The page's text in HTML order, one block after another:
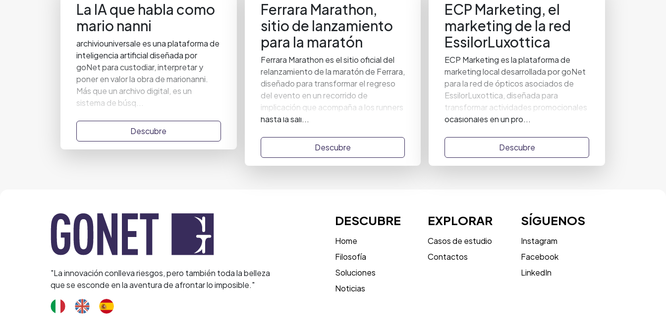
La IA que habla como
mario nanni
archiviouniversale es una plataforma de
inteligencia artificial diseñada por
goNet para custodiar, interpretar y
poner en valor la obra de marionanni.
Más que un archivo digital, es un
sistema de búsq...
Descubre
Ferrara Marathon,
sitio de lanzamiento
para la maratón
Ferrara Marathon es el sitio oficial del
relanzamiento de la maratón de Ferrara,
diseñado para transformar el regreso
del evento en un recorrido de
implicación que acompaña a los runners
hasta la sali...
Descubre
ECP Marketing, el
marketing de la red
EssilorLuxottica
ECP Marketing es la plataforma de
marketing local desarrollada por goNet
para la red de ópticos asociados de
EssilorLuxottica, diseñada para
transformar actividades promocionales
ocasionales en un pro...
Descubre
"La innovación conlleva riesgos, pero también toda la belleza
que se esconde en la aventura de afrontar lo imposible."
DESCUBRE
Home
Filosofía
Soluciones
Noticias
EXPLORAR
Casos de estudio
Contactos
SÍGUENOS
Instagram
Facebook
LinkedIn